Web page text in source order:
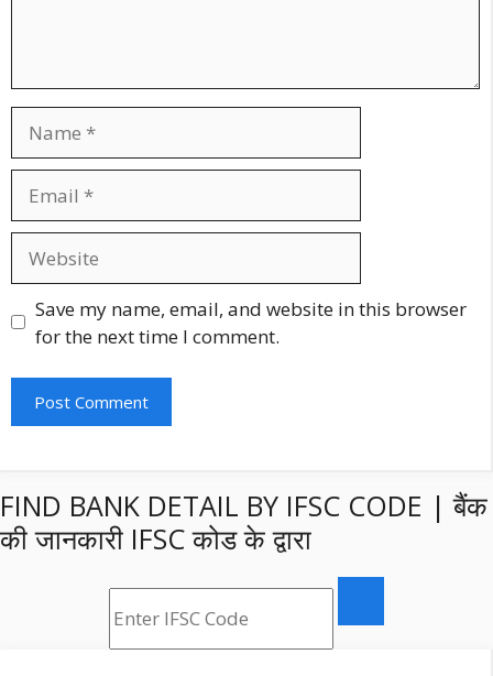
Save my name, email, and website in this browser
for the next time I comment.
FIND BANK DETAIL BY IFSC CODE | बैंक
की जानकारी IFSC कोड के द्वारा